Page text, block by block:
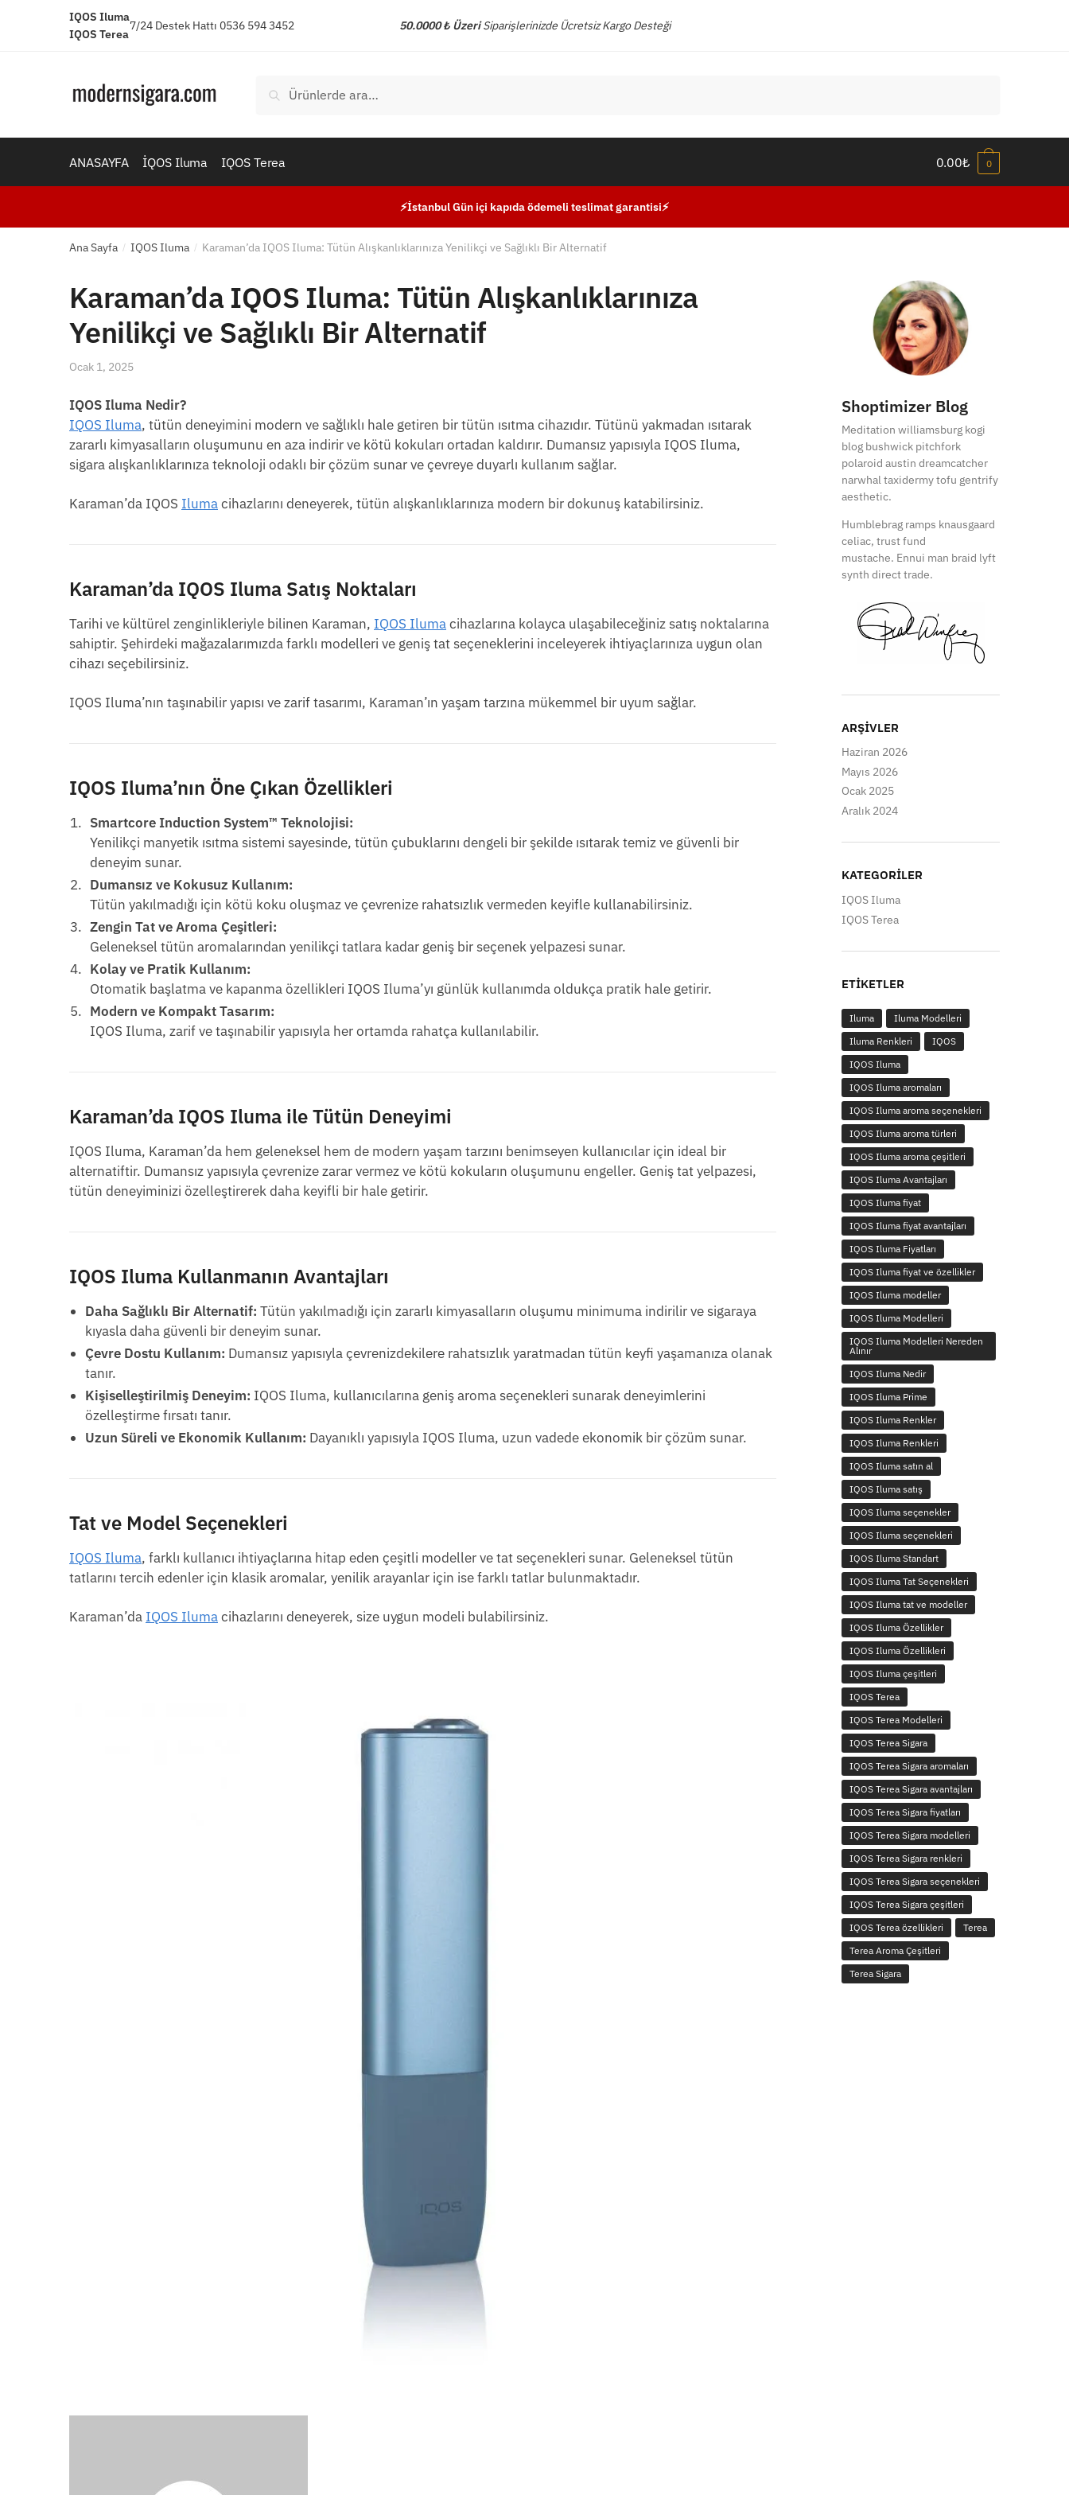
IQOS Iluma
IQOS Terea
7/24 Destek Hattı 0536 594 3452 50.0000 ₺ Üzeri Siparişlerinizde Ücretsiz Kargo Desteği
Ara
ANASAYFA İQOS Iluma IQOS Terea 0.00₺ 0
⚡İstanbul Gün içi kapıda ödemeli teslimat garantisi⚡
Ana Sayfa / IQOS Iluma / Karaman’da IQOS Iluma: Tütün Alışkanlıklarınıza Yenilikçi ve Sağlıklı Bir Alternatif
Karaman’da IQOS Iluma: Tütün Alışkanlıklarınıza
Yenilikçi ve Sağlıklı Bir Alternatif
Ocak 1, 2025
IQOS Iluma Nedir?
IQOS Iluma, tütün deneyimini modern ve sağlıklı hale getiren bir tütün ısıtma cihazıdır. Tütünü yakmadan ısıtarak
zararlı kimyasalların oluşumunu en aza indirir ve kötü kokuları ortadan kaldırır. Dumansız yapısıyla IQOS Iluma,
sigara alışkanlıklarınıza teknoloji odaklı bir çözüm sunar ve çevreye duyarlı kullanım sağlar.
Karaman’da IQOS Ilumacihazlarını deneyerek, tütün alışkanlıklarınıza modern bir dokunuş katabilirsiniz.
Karaman’da IQOS Iluma Satış Noktaları
Tarihi ve kültürel zenginlikleriyle bilinen Karaman, IQOS Ilumacihazlarına kolayca ulaşabileceğiniz satış noktalarına
sahiptir. Şehirdeki mağazalarımızda farklı modelleri ve geniş tat seçeneklerini inceleyerek ihtiyaçlarınıza uygun olan
cihazı seçebilirsiniz.
IQOS Iluma’nın taşınabilir yapısı ve zarif tasarımı, Karaman’ın yaşam tarzına mükemmel bir uyum sağlar.
IQOS Iluma’nın Öne Çıkan Özellikleri
Smartcore Induction System™ Teknolojisi:
Yenilikçi manyetik ısıtma sistemi sayesinde, tütün çubuklarını dengeli bir şekilde ısıtarak temiz ve güvenli bir
deneyim sunar.
Dumansız ve Kokusuz Kullanım:
Tütün yakılmadığı için kötü koku oluşmaz ve çevrenize rahatsızlık vermeden keyifle kullanabilirsiniz.
Zengin Tat ve Aroma Çeşitleri:
Geleneksel tütün aromalarından yenilikçi tatlara kadar geniş bir seçenek yelpazesi sunar.
Kolay ve Pratik Kullanım:
Otomatik başlatma ve kapanma özellikleri IQOS Iluma’yı günlük kullanımda oldukça pratik hale getirir.
Modern ve Kompakt Tasarım:
IQOS Iluma, zarif ve taşınabilir yapısıyla her ortamda rahatça kullanılabilir.
Karaman’da IQOS Iluma ile Tütün Deneyimi
IQOS Iluma, Karaman’da hem geleneksel hem de modern yaşam tarzını benimseyen kullanıcılar için ideal bir
alternatiftir. Dumansız yapısıyla çevrenize zarar vermez ve kötü kokuların oluşumunu engeller. Geniş tat yelpazesi,
tütün deneyiminizi özelleştirerek daha keyifli bir hale getirir.
IQOS Iluma Kullanmanın Avantajları
Daha Sağlıklı Bir Alternatif: Tütün yakılmadığı için zararlı kimyasalların oluşumu minimuma indirilir ve sigaraya
kıyasla daha güvenli bir deneyim sunar.
Çevre Dostu Kullanım: Dumansız yapısıyla çevrenizdekilere rahatsızlık yaratmadan tütün keyfi yaşamanıza olanak
tanır.
Kişiselleştirilmiş Deneyim: IQOS Iluma, kullanıcılarına geniş aroma seçenekleri sunarak deneyimlerini
özelleştirme fırsatı tanır.
Uzun Süreli ve Ekonomik Kullanım: Dayanıklı yapısıyla IQOS Iluma, uzun vadede ekonomik bir çözüm sunar.
Tat ve Model Seçenekleri
IQOS Iluma, farklı kullanıcı ihtiyaçlarına hitap eden çeşitli modeller ve tat seçenekleri sunar. Geleneksel tütün
tatlarını tercih edenler için klasik aromalar, yenilik arayanlar için ise farklı tatlar bulunmaktadır.
Karaman’da IQOS Ilumacihazlarını deneyerek, size uygun modeli bulabilirsiniz.
Shoptimizer Blog
Meditation williamsburg kogi
blog bushwick pitchfork
polaroid austin dreamcatcher
narwhal taxidermy tofu gentrify
aesthetic.
Humblebrag ramps knausgaard
celiac, trust fund
mustache. Ennui man braid lyft
synth direct trade.
ARŞIVLER
Haziran 2026
Mayıs 2026
Ocak 2025
Aralık 2024
KATEGORILER
IQOS Iluma
IQOS Terea
ETIKETLER
Iluma
Iluma Modelleri
Iluma Renkleri
IQOS
IQOS Iluma
IQOS Iluma aromaları
IQOS Iluma aroma seçenekleri
IQOS Iluma aroma türleri
IQOS Iluma aroma çeşitleri
IQOS Iluma Avantajları
IQOS Iluma fiyat
IQOS Iluma fiyat avantajları
IQOS Iluma Fiyatları
IQOS Iluma fiyat ve özellikler
IQOS Iluma modeller
IQOS Iluma Modelleri
IQOS Iluma Modelleri Nereden
Alınır
IQOS Iluma Nedir
IQOS Iluma Prime
IQOS Iluma Renkler
IQOS Iluma Renkleri
IQOS Iluma satın al
IQOS Iluma satış
IQOS Iluma seçenekler
IQOS Iluma seçenekleri
IQOS Iluma Standart
IQOS Iluma Tat Seçenekleri
IQOS Iluma tat ve modeller
IQOS Iluma Özellikler
IQOS Iluma Özellikleri
IQOS Iluma çeşitleri
IQOS Terea
IQOS Terea Modelleri
IQOS Terea Sigara
IQOS Terea Sigara aromaları
IQOS Terea Sigara avantajları
IQOS Terea Sigara fiyatları
IQOS Terea Sigara modelleri
IQOS Terea Sigara renkleri
IQOS Terea Sigara seçenekleri
IQOS Terea Sigara çeşitleri
IQOS Terea özellikleri
Terea
Terea Aroma Çeşitleri
Terea Sigara